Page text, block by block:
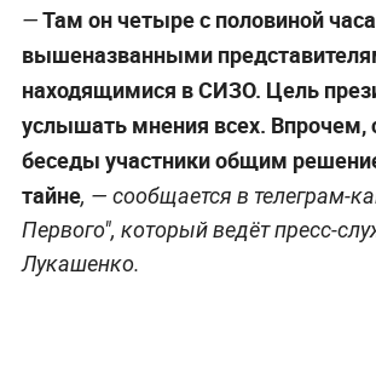
—Там он четыре с половиной
вышеназванными
находящимися в СИЗО. Цель
услышать мнения всех. Впрочем,
беседы участники общим
тайне, — сообщается в телеграм-
Первого", который ведёт пресс-
Лукашенко.